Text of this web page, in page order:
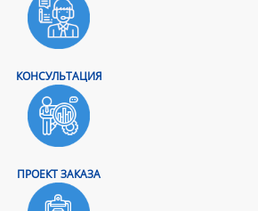
КОНСУЛЬТАЦИЯ
ПРОЕКТ ЗАКАЗА